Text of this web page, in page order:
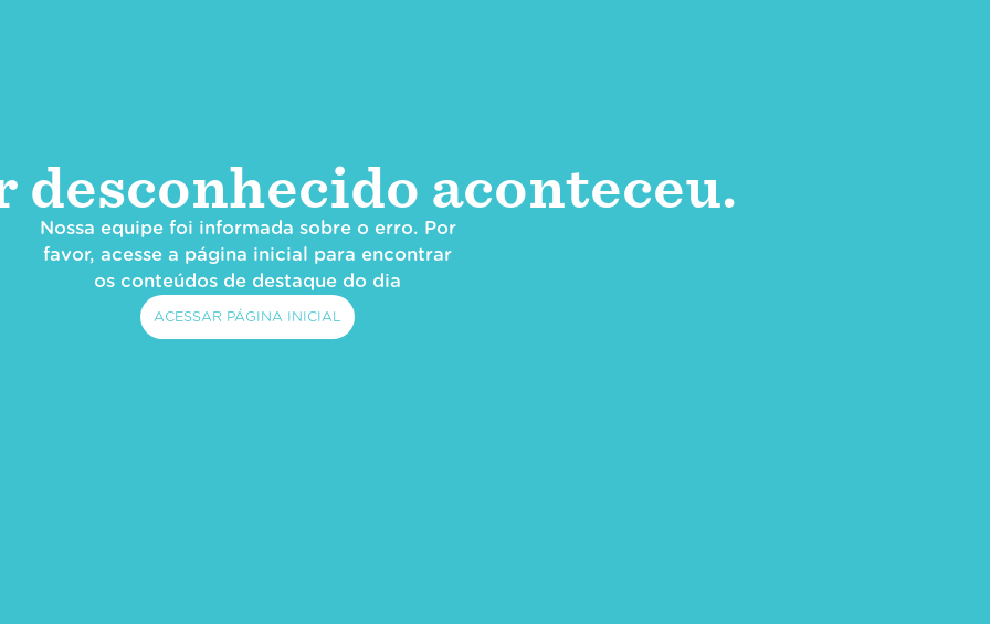
desconhecido aconteceu.
Nossa equipe foi informada sobre o erro. Por
favor, acesse a página inicial para encontrar
os conteúdos de destaque do dia
ACESSAR PÁGINA INICIAL